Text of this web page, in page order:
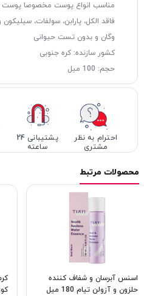
مناسب انواع پوست مخصوصا پوست
فاقد الکل، پارابن، سولفات،
وگان و بدون تست حیوانی
کشور سازنده: کره جنوبی
حجم: 100 میل
احترام به نظر
مشتری
پشتیبانی 24
ساعته
محصولات مرتبط
اسنس آبرسان و شفاف کننده
حلزون و آزولن تیام 180 میل